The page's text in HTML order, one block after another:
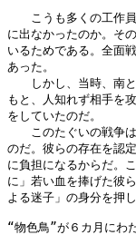
こうも多くの工作員
に出なかったのか。そ
いるためである。全面
あった。
しかし、当時、南と
もと、人知れず相手を
をしていたのだ。
このたぐいの戦争は
のだ。彼らの存在を認
に負担になるからだ。
に」若い血を捧げた彼
よる迷子」の身分を押
“物色鳥”が６カ月にわ